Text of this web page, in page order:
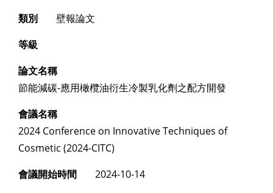
類別
壁報論文
等級
論文名稱
節能減碳-應用橄欖油衍生冷製乳化劑之配方開發
會議名稱
2024 Conference on Innovative Techniques of
Cosmetic (2024-CITC)
會議開始時間
2024-10-14